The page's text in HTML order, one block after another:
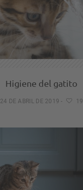
Higiene del gatito
24 DE ABRIL DE 2019 - 19